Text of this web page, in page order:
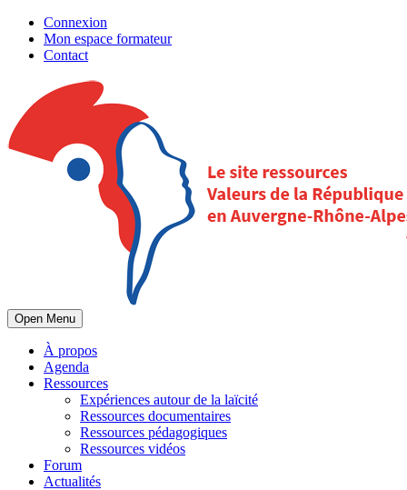
Connexion
Mon espace formateur
Contact
Open Menu
À propos
Agenda
Ressources
Expériences autour de la laïcité
Ressources documentaires
Ressources pédagogiques
Ressources vidéos
Forum
Actualités